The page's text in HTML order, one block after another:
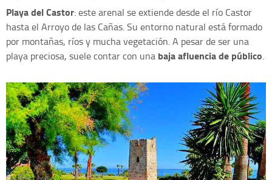
Playa del Castor: este arenal se extiende desde el río Castor
hasta el Arroyo de las Cañas. Su entorno natural está formado
por montañas, ríos y mucha vegetación. A pesar de ser una
playa preciosa, suele contar con una baja afluencia de público.